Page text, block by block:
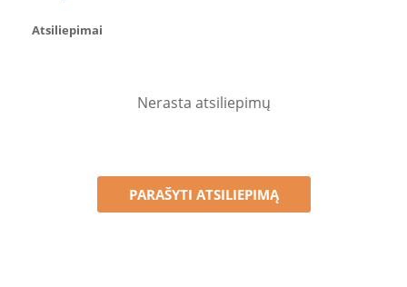
Atsiliepimai
Nerasta atsiliepimų
PARAŠYTI ATSILIEPIMĄ